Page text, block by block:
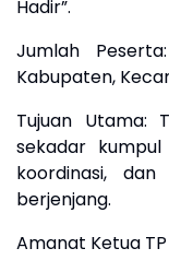
Hadir”.
​Jumlah
Kabupaten,
​Tujuan Utama:
sekadar
koordinasi,
berjenjang.
​Amanat Ketua